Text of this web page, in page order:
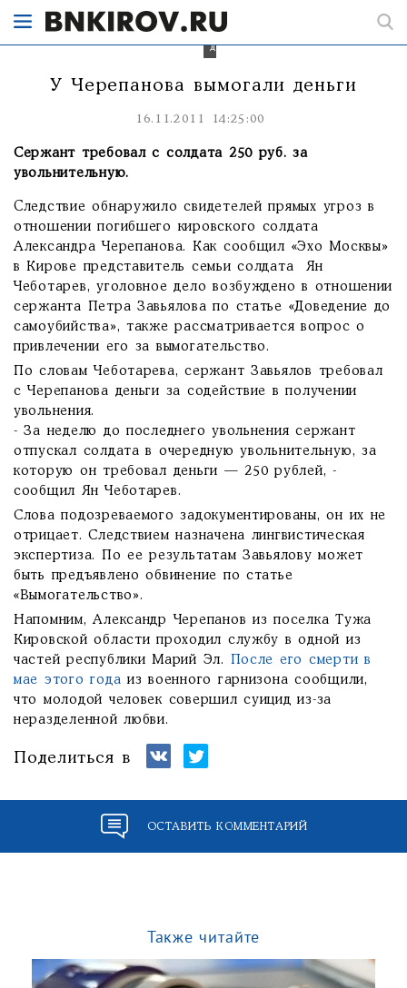
него
деньги.
У Черепанова вымогали деньги
16.11.2011 14:25:00
Сержант требовал с солдата 250 руб. за
увольнительную.
Cледствие обнаружило свидетелей прямых угроз в
отношении погибшего кировского солдата
Александра Черепанова. Как сообщил «Эхо Москвы»
в Кирове представитель семьи солдата Ян
Чеботарев, уголовное дело возбуждено в отношении
сержанта Петра Завьялова по статье «Доведение до
самоубийства», также рассматривается вопрос о
привлечении его за вымогательство.
По словам Чеботарева, сержант Завьялов требовал
с Черепанова деньги за содействие в получении
увольнения.
- За неделю до последнего увольнения сержант
отпускал солдата в очередную увольнительную, за
которую он требовал деньги — 250 рублей, -
сообщил Ян Чеботарев.
Слова подозреваемого задокументированы, он их не
отрицает. Следствием назначена лингвистическая
экспертиза. По ее результатам Завьялову может
быть предъявлено обвинение по статье
«Вымогательство».
Напомним, Александр Черепанов из поселка Тужа
Кировской области проходил службу в одной из
частей республики Марий Эл. После его смерти в
мае этого годаиз военного гарнизона сообщили,
что молодой человек совершил суицид из-за
неразделенной любви.
Поделиться в
ОСТАВИТЬ КОММЕНТАРИЙ
Также читайте